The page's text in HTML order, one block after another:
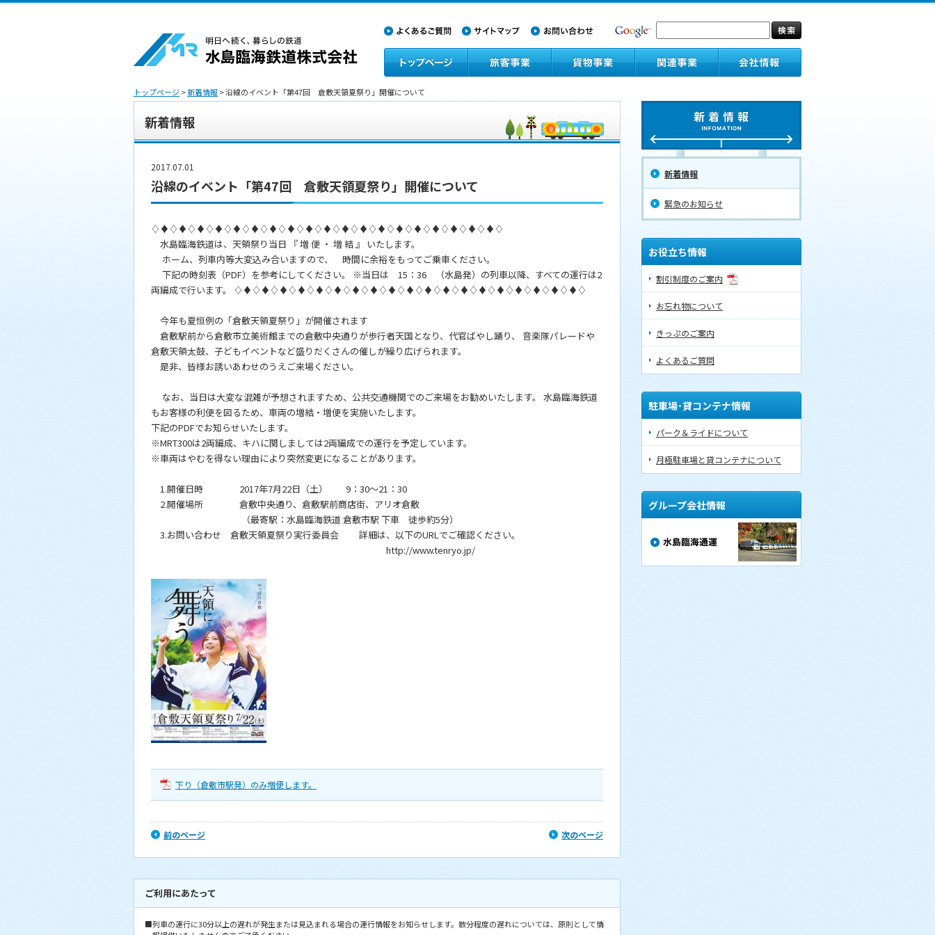
トップページ>新着情報> 沿線のイベント「第47回 倉敷天領夏祭り」開催について
新着情報
2017.07.01
沿線のイベント「第47回 倉敷天領夏祭り」開催について
♢♦♢♦♢♦♢♦♢♦♢♦♢♦♢♦♢♦♢♦♢♦♢♦♢♦♢♦♢♦♢♦♢♦♢♦♢♦♢
水島臨海鉄道は、天領祭り当日 『 増 便 ・ 増 結 』 いたします。
ホーム、列車内等大変込み合いますので、 時間に余裕をもってご乗車ください。
下記の時刻表（PDF）を参考にしてください。 ※当日は 15：36 （水島発）の列車以降、すべての運行は2
両編成で行います。 ♢♦♢♦♢♦♢♦♢♦♢♦♢♦♢♦♢♦♢♦♢♦♢♦♢♦♢♦♢♦♢♦♢♦♢♦♢♦♢
今年も夏恒例の「倉敷天領夏祭り」が開催されます
倉敷駅前から倉敷市立美術館までの倉敷中央通りが歩行者天国となり、代官ばやし踊り、 音楽隊パレードや
倉敷天領太鼓、子どもイベントなど盛りだくさんの催しが繰り広げられます。
是非、皆様お誘いあわせのうえご来場ください。
なお、当日は大変な混雑が予想されますため、公共交通機関でのご来場をお勧めいたします。 水島臨海鉄道
もお客様の利便を図るため、車両の増結・増便を実施いたします。
下記のPDFでお知らせいたします。
※MRT300は2両編成、キハに関しましては2両編成での運行を予定しています。
※車両はやむを得ない理由により突然変更になることがあります。
1.開催日時 2017年7月22日（土） 9：30～21：30
2.開催場所 倉敷中央通り、倉敷駅前商店街、アリオ倉敷
（最寄駅：水島臨海鉄道 倉敷市駅 下車 徒歩約5分）
3.お問い合わせ 倉敷天領夏祭り実行委員会 詳細は、以下のURLでご確認ください。
http://www.tenryo.jp/
下り（倉敷市駅発）のみ増便します。
前のページ 次のページ
ご利用にあたって
■列車の運行に30分以上の遅れが発生または見込まれる場合の運行情報をお知らせします。数分程度の遅れについては、原則として情
新着情報
緊急のお知らせ
お役立ち情報
割引制度のご案内
お忘れ物について
きっぷのご案内
よくあるご質問
駐車場･貸コンテナ情報
パーク＆ライドについて
月極駐車場と貸コンテナについて
グループ会社情報